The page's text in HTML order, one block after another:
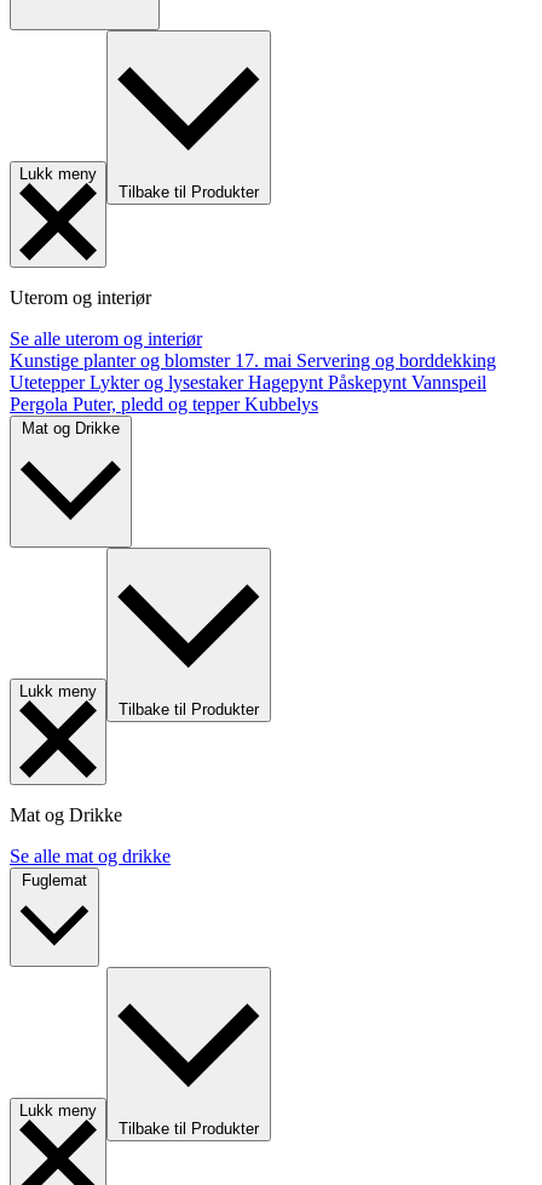
Lukk meny
Tilbake til Produkter
Uterom og interiør
Se alle uterom og interiør
Kunstige planter og blomster 17. mai Servering og borddekking
UtetepperLykter og lysestakerHagepynt Påskepynt Vannspeil
Pergola Puter, pledd og tepperKubbelys
Lukk meny
Tilbake til Produkter
Mat og Drikke
Se alle mat og drikke
Lukk meny
Tilbake til Produkter